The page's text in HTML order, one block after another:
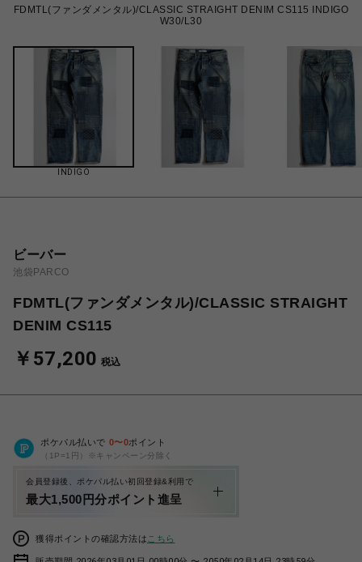
FDMTL(ファンダメンタル)/CLASSIC STRAIGHT DENIM CS115 INDIGO
W30/L30
INDIGO
ビーバー
池袋PARCO
FDMTL(ファンダメンタル)/CLASSIC STRAIGHT
DENIM CS115
￥57,200 税込
ポケパル払いで 0〜0ポイント
（1P=1円）※キャンペーン分除く
会員登録後、ポケパル払い初回登録&利用で
最大1,500円分ポイント進呈
獲得ポイントの確認方法は こちら